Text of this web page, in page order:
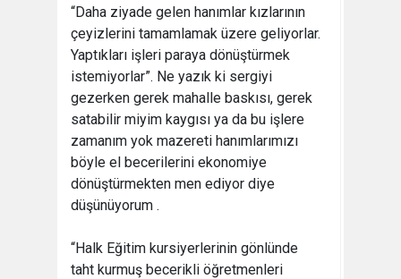
“Daha ziyade gelen hanımlar kızlarının
çeyizlerini tamamlamak üzere geliyorlar.
Yaptıkları işleri paraya dönüştürmek
istemiyorlar”. Ne yazık ki sergiyi
gezerken gerek mahalle baskısı, gerek
satabilir miyim kaygısı ya da bu işlere
zamanım yok mazereti hanımlarımızı
böyle el becerilerini ekonomiye
dönüştürmekten men ediyor diye
düşünüyorum .
“Halk Eğitim kursiyerlerinin gönlünde
taht kurmuş becerikli öğretmenleri